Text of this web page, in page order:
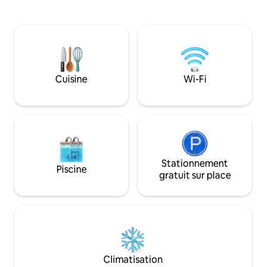
extérieure privée avec spa, barbecue et
salle à manger en plein air, parfaite pour
vous détendre ou recevoir dans le style
et le confort absolus.
l'année : en été,
la terrasse; en
le feu de bois. Des vues magnifiques
toujours!
Cuisine Wi-Fi
Piscine
Stationnement
gratuit sur place
Climatisation